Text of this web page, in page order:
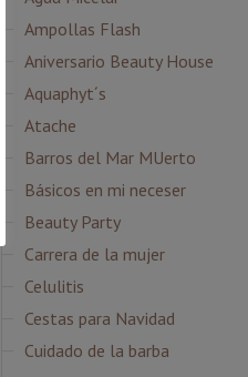
Ampollas Flash
Aniversario Beauty House
Aquaphyt´s
Atache
Barros del Mar MUerto
Básicos en mi neceser
Beauty Party
Carrera de la mujer
Celulitis
Cestas para Navidad
Cuidado de la barba